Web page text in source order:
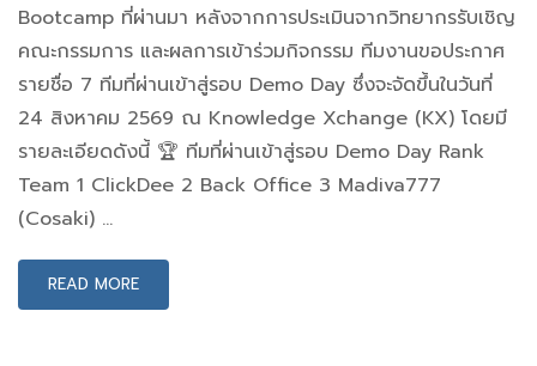
Bootcamp ที่ผ่านมา หลังจากการประเมินจากวิทยากรรับเชิญ
คณะกรรมการ และผลการเข้าร่วมกิจกรรม ทีมงานขอประกาศ
รายชื่อ 7 ทีมที่ผ่านเข้าสู่รอบ Demo Day ซึ่งจะจัดขึ้นในวันที่
24 สิงหาคม 2569 ณ Knowledge Xchange (KX) โดยมี
รายละเอียดดังนี้ 🏆 ทีมที่ผ่านเข้าสู่รอบ Demo Day Rank
Team 1 ClickDee 2 Back Office 3 Madiva777
(Cosaki) …
READ MORE